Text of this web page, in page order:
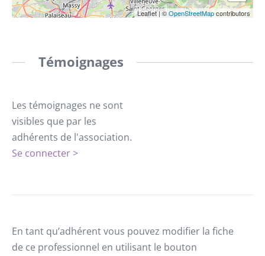
Leaflet|©OpenStreetMapcontributors
Témoignages
Les témoignages ne sont
visibles que par les
adhérents de l'association.
Se connecter >
En tant qu’adhérent vous pouvez modifier la fiche
de ce professionnel en utilisant le bouton